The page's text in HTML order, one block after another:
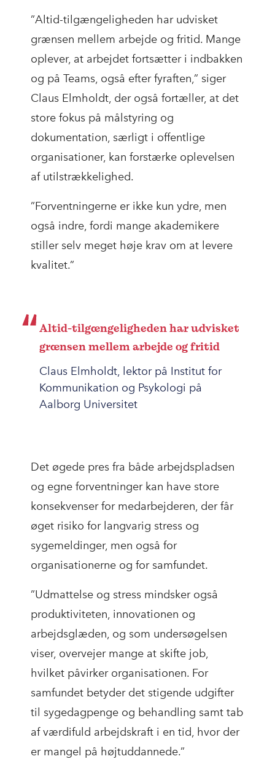
”Altid-tilgængeligheden har udvisket
grænsen mellem arbejde og fritid. Mange
oplever, at arbejdet fortsætter i indbakken
og på Teams, også efter fyraften,” siger
Claus Elmholdt, der også fortæller, at det
store fokus på målstyring og
dokumentation, særligt i offentlige
organisationer, kan forstærke oplevelsen
af utilstrækkelighed.
”Forventningerne er ikke kun ydre, men
også indre, fordi mange akademikere
stiller selv meget høje krav om at levere
kvalitet.”
Altid-tilgængeligheden har udvisket
grænsen mellem arbejde og fritid
Claus Elmholdt, lektor på Institut for
Kommunikation og Psykologi på
Aalborg Universitet
Det øgede pres fra både arbejdspladsen
og egne forventninger kan have store
konsekvenser for medarbejderen, der får
øget risiko for langvarig stress og
sygemeldinger, men også for
organisationerne og for samfundet.
”Udmattelse og stress mindsker også
produktiviteten, innovationen og
arbejdsglæden, og som undersøgelsen
viser, overvejer mange at skifte job,
hvilket påvirker organisationen. For
samfundet betyder det stigende udgifter
til sygedagpenge og behandling samt tab
af værdifuld arbejdskraft i en tid, hvor der
er mangel på højtuddannede.”